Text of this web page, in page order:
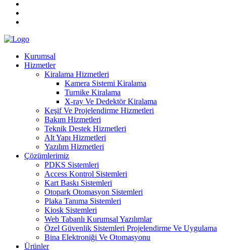
Kurumsal
Hizmetler
Kiralama Hizmetleri
Kamera Sistemi Kiralama
Turnike Kiralama
X-ray Ve Dedektör Kiralama
Keşif Ve Projelendirme Hizmetleri
Bakım Hizmetleri
Teknik Destek Hizmetleri
Alt Yapı Hizmetleri
Yazılım Hizmetleri
Çözümlerimiz
PDKS Sistemleri
Access Kontrol Sistemleri
Kart Baskı Sistemleri
Otopark Otomasyon Sistemleri
Plaka Tanıma Sistemleri
Kiosk Sistemleri
Web Tabanlı Kurumsal Yazılımlar
Özel Güvenlik Sistemleri Projelendirme Ve Uygulama
Bina Elektroniği Ve Otomasyonu
Ürünler